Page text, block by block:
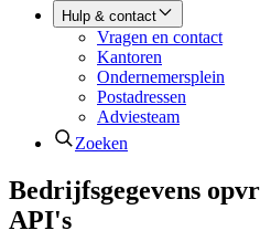
Hulp & contact
Vragen en contact
Kantoren
Ondernemersplein
Postadressen
Adviesteam
Zoeken
Bedrijfsgegevens
API's